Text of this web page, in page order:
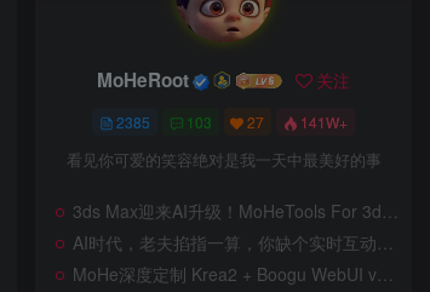
MoHeRoot 关注
2385 103 27 141W+
看见你可爱的笑容绝对是我一天中最美好的事
3ds Max迎来AI升级！MoHeTools For 3ds Max 2012 ~ 2026 智能工具箱插件发布，支持AI 3D建模、文生图、图生图、效果图生成，全面提升室内设计效率
AI时代，老夫掐指一算，你缺个实时互动的 AI 赛博女友！无需 API、完全免费、实时语音互动，零延迟打造专属 AI 数字女友，附本地部署教程！
MoHe深度定制 Krea2 + Boogu WebUI v2.0 重磅发布！专为 AI 室内设计师打造，一键切换定制工作流，彻底告别 ComfyUI 复杂节点，一键生图！